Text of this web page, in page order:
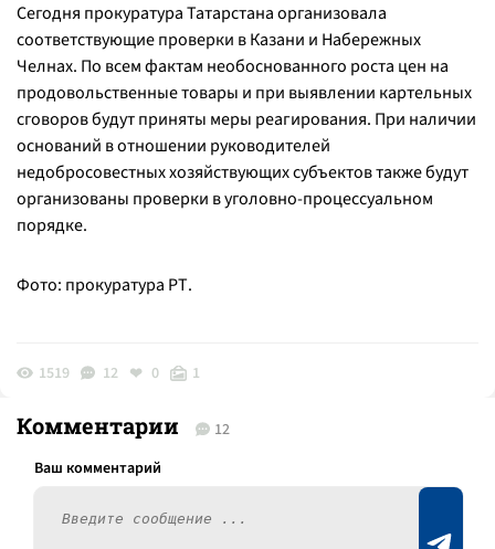
Сегодня прокуратура Татарстана организовала
соответствующие проверки в Казани и Набережных
Челнах. По всем фактам необоснованного роста цен на
продовольственные товары и при выявлении картельных
сговоров будут приняты меры реагирования. При наличии
оснований в отношении руководителей
недобросовестных хозяйствующих субъектов также будут
организованы проверки в уголовно-процессуальном
порядке.
Фото: прокуратура РТ.
1519 12 0 1
Комментарии 12